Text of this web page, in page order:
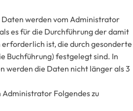
werden vom Administrator
es für die Durchführung der damit
ist, die durch gesonderte
Buchführung) festgelegt sind. In
werden die Daten nicht länger als 3
Administrator Folgendes zu